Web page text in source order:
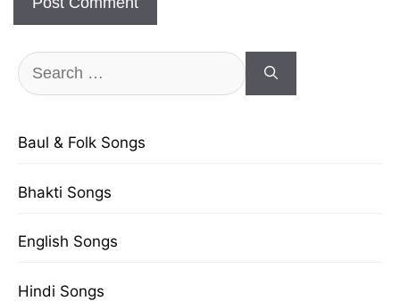
Search
for:
Baul & Folk Songs
Bhakti Songs
English Songs
Hindi Songs